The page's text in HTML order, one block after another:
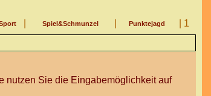
Spiel&Schmunzel Punktejagd
| 1
nutzen Sie die Eingabemöglichkeit auf